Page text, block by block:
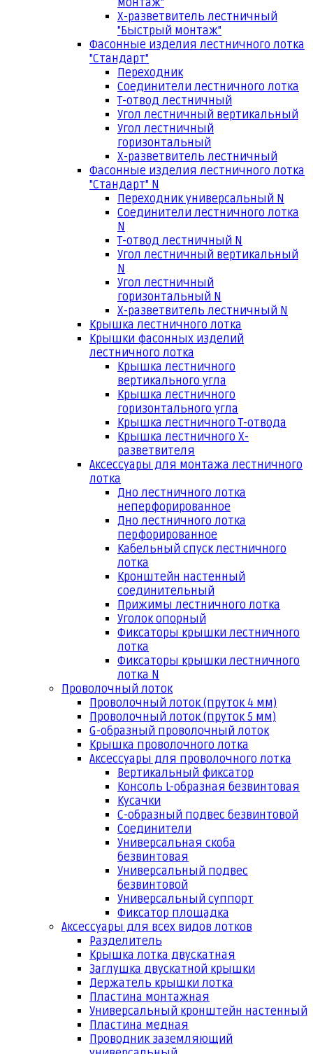
монтаж"
Х-разветвитель лестничный
"Быстрый монтаж"
Фасонные изделия лестничного лотка
"Стандарт"
Переходник
Соединители лестничного лотка
Т-отвод лестничный
Угол лестничный вертикальный
Угол лестничный
горизонтальный
Х-разветвитель лестничный
Фасонные изделия лестничного лотка
"Стандарт" N
Переходник универсальный N
Соединители лестничного лотка
N
Т-отвод лестничный N
Угол лестничный вертикальный
N
Угол лестничный
горизонтальный N
Х-разветвитель лестничный N
Крышка лестничного лотка
Крышки фасонных изделий
лестничного лотка
Крышка лестничного
вертикального угла
Крышка лестничного
горизонтального угла
Крышка лестничного Т-отвода
Крышка лестничного Х-
разветвителя
Аксессуары для монтажа лестничного
лотка
Дно лестничного лотка
неперфорированное
Дно лестничного лотка
перфорированное
Кабельный спуск лестничного
лотка
Кронштейн настенный
соединительный
Прижимы лестничного лотка
Уголок опорный
Фиксаторы крышки лестничного
лотка
Фиксаторы крышки лестничного
лотка N
Проволочный лоток
Проволочный лоток (пруток 4 мм)
Проволочный лоток (пруток 5 мм)
G-образный проволочный лоток
Крышка проволочного лотка
Аксессуары для проволочного лотка
Вертикальный фиксатор
Консоль L-образная безвинтовая
Кусачки
С-образный подвес безвинтовой
Соединители
Универсальная скоба
безвинтовая
Универсальный подвес
безвинтовой
Универсальный суппорт
Фиксатор площадка
Аксессуары для всех видов лотков
Разделитель
Крышка лотка двускатная
Заглушка двускатной крышки
Держатель крышки лотка
Пластина монтажная
Универсальный кронштейн настенный
Пластина медная
Проводник заземляющий